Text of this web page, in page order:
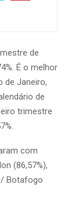
de
É o melhor
de Janeiro,
de
trimestre
com
(86,57%),
Botafogo